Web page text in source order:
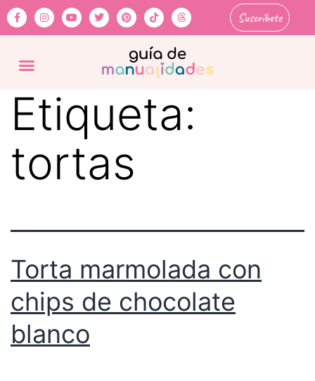
Suscríbete
Etiqueta:
tortas
Torta marmolada con
chips de chocolate
blanco